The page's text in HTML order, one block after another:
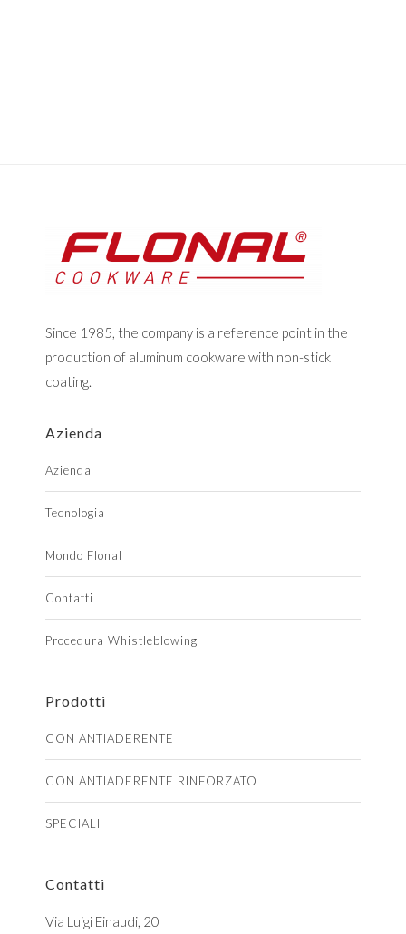
Since 1985, the company is a reference point in the
production of aluminum cookware with non-stick
coating.
Azienda
Azienda
Tecnologia
Mondo Flonal
Contatti
Procedura Whistleblowing
Prodotti
CON ANTIADERENTE
CON ANTIADERENTE RINFORZATO
SPECIALI
Contatti
Via Luigi Einaudi, 20